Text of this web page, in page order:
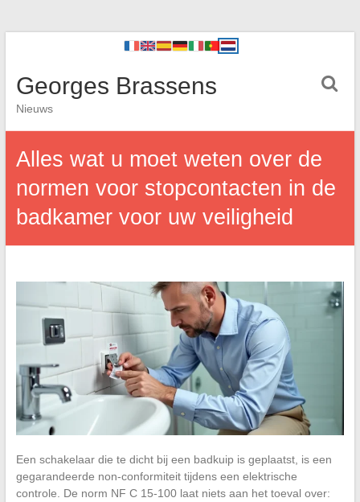
Georges Brassens
Nieuws
Alles wat u moet weten over de
normen voor stopcontacten in de
badkamer voor uw veiligheid
Een schakelaar die te dicht bij een badkuip is geplaatst, is een
gegarandeerde non-conformiteit tijdens een elektrische
controle. De norm NF C 15-100 laat niets aan het toeval over: